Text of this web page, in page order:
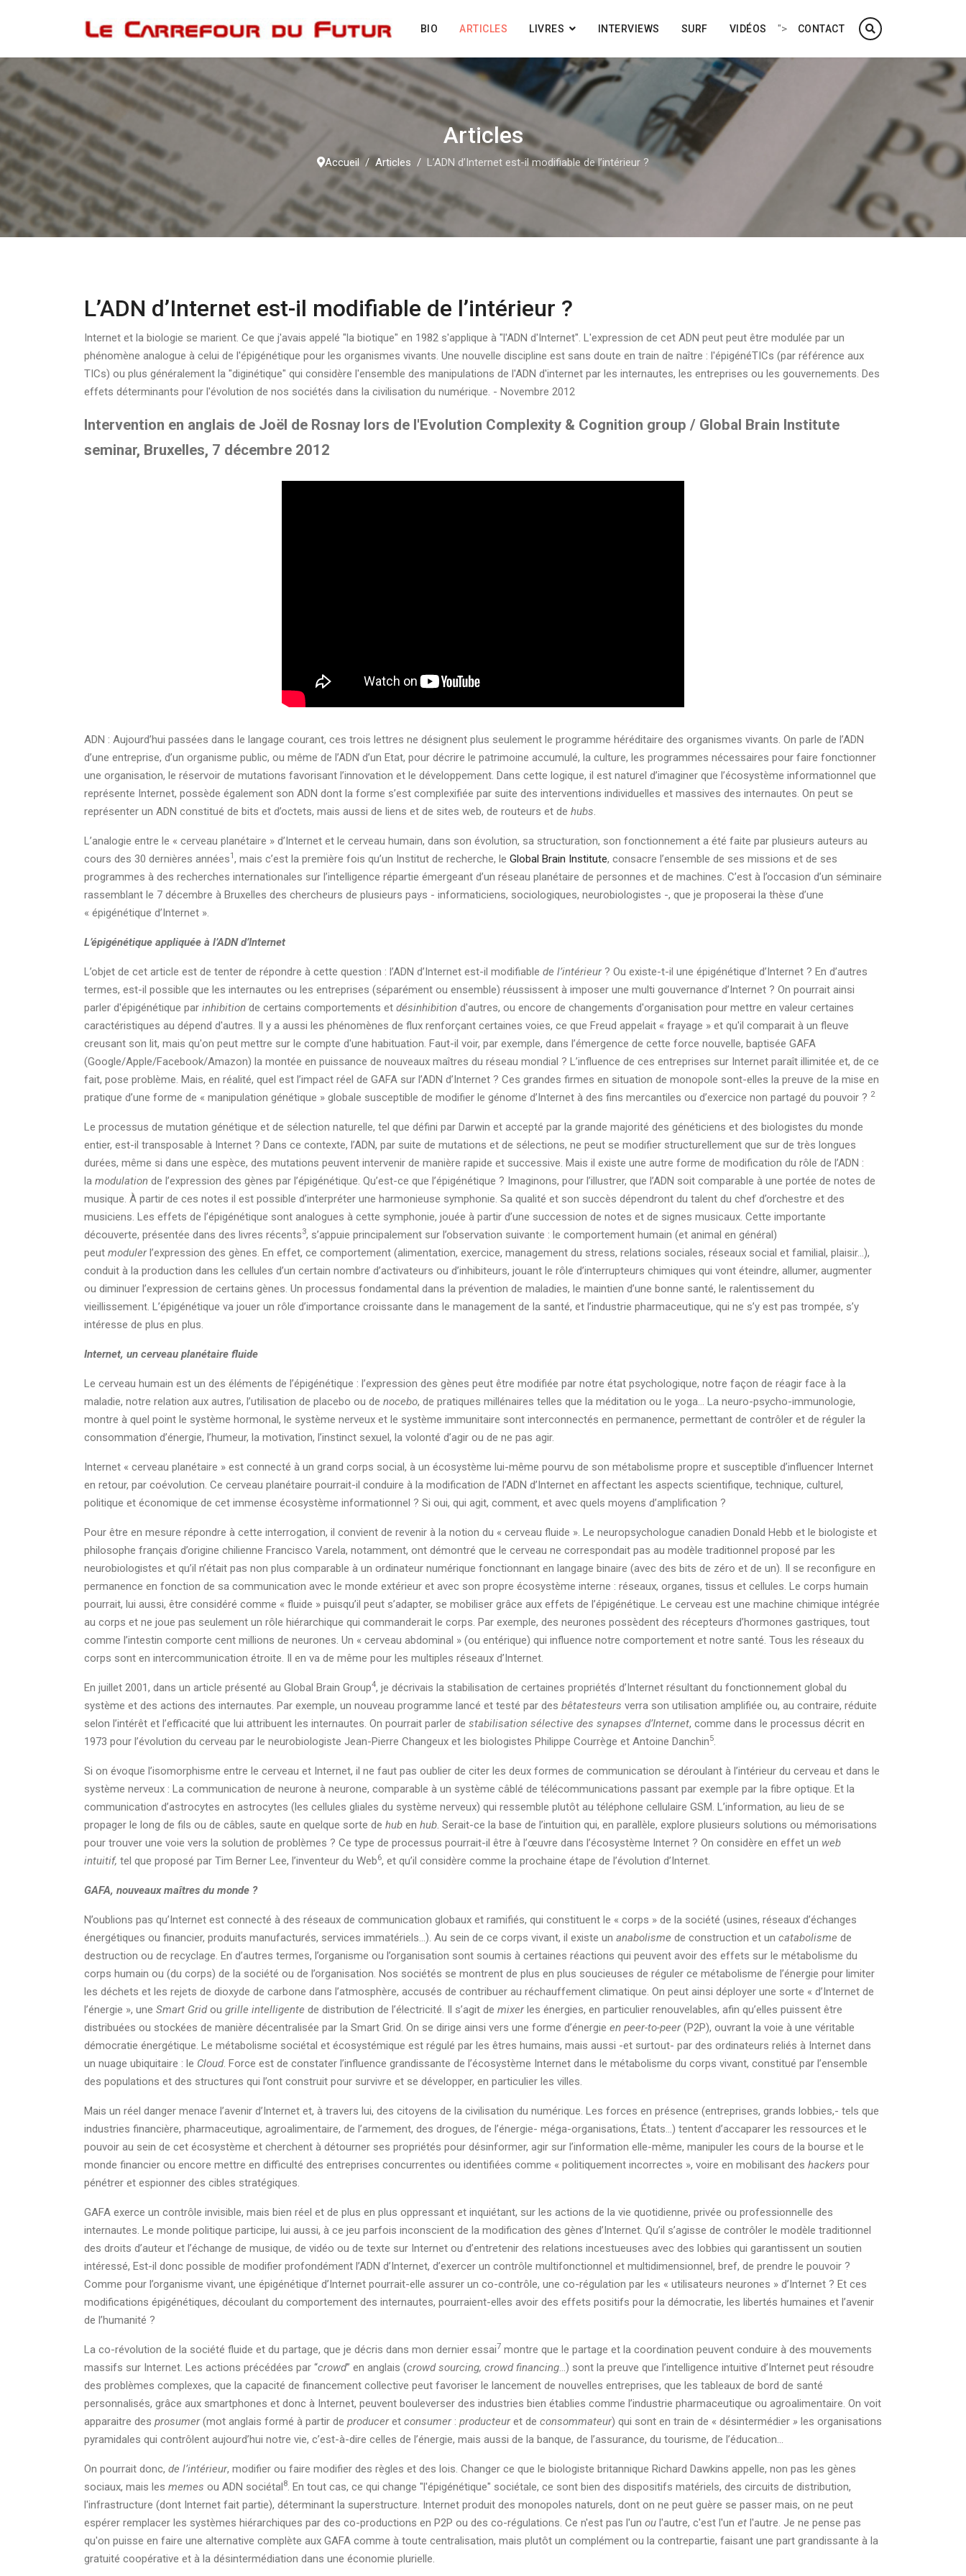
BIO ARTICLES LIVRES INTERVIEWS SURF VIDÉOS "> CONTACT
Articles
Accueil Articles L’ADN d’Internet est-il modifiable de l’intérieur ?
L’ADN d’Internet est-il modifiable de l’intérieur ?
Internet et la biologie se marient. Ce que j'avais appelé "la biotique" en 1982 s'applique à "l'ADN d'Internet". L'expression de cet ADN peut peut être modulée par un
phénomène analogue à celui de l'épigénétique pour les organismes vivants. Une nouvelle discipline est sans doute en train de naître : l'épigénéTICs (par référence aux
TICs) ou plus généralement la "diginétique" qui considère l'ensemble des manipulations de l'ADN d'internet par les internautes, les entreprises ou les gouvernements. Des
effets déterminants pour l'évolution de nos sociétés dans la civilisation du numérique. - Novembre 2012
Intervention en anglais de Joël de Rosnay lors de l'Evolution Complexity & Cognition group / Global Brain Institute
seminar, Bruxelles, 7 décembre 2012
ADN : Aujourd’hui passées dans le langage courant, ces trois lettres ne désignent plus seulement le programme héréditaire des organismes vivants. On parle de l’ADN
d’une entreprise, d’un organisme public, ou même de l’ADN d’un Etat, pour décrire le patrimoine accumulé, la culture, les programmes nécessaires pour faire fonctionner
une organisation, le réservoir de mutations favorisant l’innovation et le développement. Dans cette logique, il est naturel d’imaginer que l’écosystème informationnel que
représente Internet, possède également son ADN dont la forme s’est complexifiée par suite des interventions individuelles et massives des internautes. On peut se
représenter un ADN constitué de bits et d’octets, mais aussi de liens et de sites web, de routeurs et de hubs.
L’analogie entre le « cerveau planétaire » d’Internet et le cerveau humain, dans son évolution, sa structuration, son fonctionnement a été faite par plusieurs auteurs au
cours des 30 dernières années1 , mais c’est la première fois qu’un Institut de recherche, le Global Brain Institute, consacre l’ensemble de ses missions et de ses
programmes à des recherches internationales sur l’intelligence répartie émergeant d’un réseau planétaire de personnes et de machines. C’est à l’occasion d’un séminaire
rassemblant le 7 décembre à Bruxelles des chercheurs de plusieurs pays - informaticiens, sociologiques, neurobiologistes -, que je proposerai la thèse d’une
« épigénétique d’Internet ».
L’épigénétique appliquée à l’ADN d’Internet
L’objet de cet article est de tenter de répondre à cette question : l’ADN d’Internet est-il modifiable de l’intérieur? Ou existe-t-il une épigénétique d’Internet ? En d’autres
termes, est-il possible que les internautes ou les entreprises (séparément ou ensemble) réussissent à imposer une multi gouvernance d’Internet ? On pourrait ainsi
parler d'épigénétique par inhibition de certains comportements et désinhibition d'autres, ou encore de changements d'organisation pour mettre en valeur certaines
caractéristiques au dépend d'autres. Il y a aussi les phénomènes de flux renforçant certaines voies, ce que Freud appelait « frayage » et qu'il comparait à un fleuve
creusant son lit, mais qu'on peut mettre sur le compte d'une habituation. Faut-il voir, par exemple, dans l’émergence de cette force nouvelle, baptisée GAFA
(Google/Apple/Facebook/Amazon) la montée en puissance de nouveaux maîtres du réseau mondial ? L’influence de ces entreprises sur Internet paraît illimitée et, de ce
fait, pose problème. Mais, en réalité, quel est l’impact réel de GAFA sur l’ADN d’Internet ? Ces grandes firmes en situation de monopole sont-elles la preuve de la mise en
pratique d’une forme de « manipulation génétique » globale susceptible de modifier le génome d’Internet à des fins mercantiles ou d’exercice non partagé du pouvoir ? 2
Le processus de mutation génétique et de sélection naturelle, tel que défini par Darwin et accepté par la grande majorité des généticiens et des biologistes du monde
entier, est-il transposable à Internet ? Dans ce contexte, l’ADN, par suite de mutations et de sélections, ne peut se modifier structurellement que sur de très longues
durées, même si dans une espèce, des mutations peuvent intervenir de manière rapide et successive. Mais il existe une autre forme de modification du rôle de l’ADN :
la modulation de l’expression des gènes par l’épigénétique. Qu’est-ce que l’épigénétique ? Imaginons, pour l’illustrer, que l’ADN soit comparable à une portée de notes de
musique. À partir de ces notes il est possible d’interpréter une harmonieuse symphonie. Sa qualité et son succès dépendront du talent du chef d’orchestre et des
musiciens. Les effets de l’épigénétique sont analogues à cette symphonie, jouée à partir d’une succession de notes et de signes musicaux. Cette importante
découverte, présentée dans des livres récents3, s’appuie principalement sur l’observation suivante : le comportement humain (et animal en général)
peut modulerl’expression des gènes. En effet, ce comportement (alimentation, exercice, management du stress, relations sociales, réseaux social et familial, plaisir…),
conduit à la production dans les cellules d’un certain nombre d’activateurs ou d’inhibiteurs, jouant le rôle d’interrupteurs chimiques qui vont éteindre, allumer, augmenter
ou diminuer l’expression de certains gènes. Un processus fondamental dans la prévention de maladies, le maintien d’une bonne santé, le ralentissement du
vieillissement. L’épigénétique va jouer un rôle d’importance croissante dans le management de la santé, et l’industrie pharmaceutique, qui ne s’y est pas trompée, s’y
intéresse de plus en plus.
Internet, un cerveau planétaire fluide
Le cerveau humain est un des éléments de l’épigénétique : l’expression des gènes peut être modifiée par notre état psychologique, notre façon de réagir face à la
maladie, notre relation aux autres, l’utilisation de placebo ou de nocebo, de pratiques millénaires telles que la méditation ou le yoga… La neuro-psycho-immunologie,
montre à quel point le système hormonal, le système nerveux et le système immunitaire sont interconnectés en permanence, permettant de contrôler et de réguler la
consommation d’énergie, l’humeur, la motivation, l’instinct sexuel, la volonté d’agir ou de ne pas agir.
Internet « cerveau planétaire » est connecté à un grand corps social, à un écosystème lui-même pourvu de son métabolisme propre et susceptible d’influencer Internet
en retour, par coévolution. Ce cerveau planétaire pourrait-il conduire à la modification de l’ADN d’Internet en affectant les aspects scientifique, technique, culturel,
politique et économique de cet immense écosystème informationnel ? Si oui, qui agit, comment, et avec quels moyens d’amplification ?
Pour être en mesure répondre à cette interrogation, il convient de revenir à la notion du « cerveau fluide ». Le neuropsychologue canadien Donald Hebb et le biologiste et
philosophe français d’origine chilienne Francisco Varela, notamment, ont démontré que le cerveau ne correspondait pas au modèle traditionnel proposé par les
neurobiologistes et qu’il n’était pas non plus comparable à un ordinateur numérique fonctionnant en langage binaire (avec des bits de zéro et de un). Il se reconfigure en
permanence en fonction de sa communication avec le monde extérieur et avec son propre écosystème interne : réseaux, organes, tissus et cellules. Le corps humain
pourrait, lui aussi, être considéré comme « fluide » puisqu’il peut s’adapter, se mobiliser grâce aux effets de l’épigénétique. Le cerveau est une machine chimique intégrée
au corps et ne joue pas seulement un rôle hiérarchique qui commanderait le corps. Par exemple, des neurones possèdent des récepteurs d’hormones gastriques, tout
comme l’intestin comporte cent millions de neurones. Un « cerveau abdominal » (ou entérique) qui influence notre comportement et notre santé. Tous les réseaux du
corps sont en intercommunication étroite. Il en va de même pour les multiples réseaux d’Internet.
En juillet 2001, dans un article présenté au Global Brain Group4, je décrivais la stabilisation de certaines propriétés d’Internet résultant du fonctionnement global du
système et des actions des internautes. Par exemple, un nouveau programme lancé et testé par des bêtatesteurs verra son utilisation amplifiée ou, au contraire, réduite
selon l’intérêt et l’efficacité que lui attribuent les internautes. On pourrait parler de stabilisation sélective des synapses d’Internet, comme dans le processus décrit en
1973 pour l’évolution du cerveau par le neurobiologiste Jean-Pierre Changeux et les biologistes Philippe Courrège et Antoine Danchin5.
Si on évoque l’isomorphisme entre le cerveau et Internet, il ne faut pas oublier de citer les deux formes de communication se déroulant à l’intérieur du cerveau et dans le
système nerveux : La communication de neurone à neurone, comparable à un système câblé de télécommunications passant par exemple par la fibre optique. Et la
communication d’astrocytes en astrocytes (les cellules gliales du système nerveux) qui ressemble plutôt au téléphone cellulaire GSM. L’information, au lieu de se
propager le long de fils ou de câbles, saute en quelque sorte de hub en hub. Serait-ce la base de l’intuition qui, en parallèle, explore plusieurs solutions ou mémorisations
pour trouver une voie vers la solution de problèmes ? Ce type de processus pourrait-il être à l’œuvre dans l’écosystème Internet ? On considère en effet un web
intuitif, tel que proposé par Tim Berner Lee, l’inventeur du Web6, et qu’il considère comme la prochaine étape de l’évolution d’Internet.
GAFA, nouveaux maîtres du monde ?
N’oublions pas qu’Internet est connecté à des réseaux de communication globaux et ramifiés, qui constituent le « corps » de la société (usines, réseaux d’échanges
énergétiques ou financier, produits manufacturés, services immatériels...). Au sein de ce corps vivant, il existe un anabolisme de construction et un catabolisme de
destruction ou de recyclage. En d’autres termes, l’organisme ou l’organisation sont soumis à certaines réactions qui peuvent avoir des effets sur le métabolisme du
corps humain ou (du corps) de la société ou de l’organisation. Nos sociétés se montrent de plus en plus soucieuses de réguler ce métabolisme de l’énergie pour limiter
les déchets et les rejets de dioxyde de carbone dans l’atmosphère, accusés de contribuer au réchauffement climatique. On peut ainsi déployer une sorte « d’Internet de
l’énergie », une Smart Gridou grille intelligente de distribution de l’électricité. Il s’agit de mixerles énergies, en particulier renouvelables, afin qu’elles puissent être
distribuées ou stockées de manière décentralisée par la Smart Grid. On se dirige ainsi vers une forme d’énergie en peer-to-peer(P2P), ouvrant la voie à une véritable
démocratie énergétique. Le métabolisme sociétal et écosystémique est régulé par les êtres humains, mais aussi -et surtout- par des ordinateurs reliés à Internet dans
un nuage ubiquitaire : le Cloud. Force est de constater l’influence grandissante de l’écosystème Internet dans le métabolisme du corps vivant, constitué par l’ensemble
des populations et des structures qui l’ont construit pour survivre et se développer, en particulier les villes.
Mais un réel danger menace l’avenir d’Internet et, à travers lui, des citoyens de la civilisation du numérique. Les forces en présence (entreprises, grands lobbies,- tels que
industries financière, pharmaceutique, agroalimentaire, de l’armement, des drogues, de l’énergie- méga-organisations, États…) tentent d’accaparer les ressources et le
pouvoir au sein de cet écosystème et cherchent à détourner ses propriétés pour désinformer, agir sur l’information elle-même, manipuler les cours de la bourse et le
monde financier ou encore mettre en difficulté des entreprises concurrentes ou identifiées comme « politiquement incorrectes », voire en mobilisant des hackers pour
pénétrer et espionner des cibles stratégiques.
GAFA exerce un contrôle invisible, mais bien réel et de plus en plus oppressant et inquiétant, sur les actions de la vie quotidienne, privée ou professionnelle des
internautes. Le monde politique participe, lui aussi, à ce jeu parfois inconscient de la modification des gènes d’Internet. Qu’il s’agisse de contrôler le modèle traditionnel
des droits d’auteur et l’échange de musique, de vidéo ou de texte sur Internet ou d’entretenir des relations incestueuses avec des lobbies qui garantissent un soutien
intéressé, Est-il donc possible de modifier profondément l’ADN d’Internet, d’exercer un contrôle multifonctionnel et multidimensionnel, bref, de prendre le pouvoir ?
Comme pour l’organisme vivant, une épigénétique d’Internet pourrait-elle assurer un co-contrôle, une co-régulation par les « utilisateurs neurones » d’Internet ? Et ces
modifications épigénétiques, découlant du comportement des internautes, pourraient-elles avoir des effets positifs pour la démocratie, les libertés humaines et l’avenir
de l’humanité ?
La co-révolution de la société fluide et du partage, que je décris dans mon dernier essai7 montre que le partage et la coordination peuvent conduire à des mouvements
massifs sur Internet. Les actions précédées par “crowd” en anglais (crowd sourcing, crowd financing…) sont la preuve que l’intelligence intuitive d’Internet peut résoudre
des problèmes complexes, que la capacité de financement collective peut favoriser le lancement de nouvelles entreprises, que les tableaux de bord de santé
personnalisés, grâce aux smartphones et donc à Internet, peuvent bouleverser des industries bien établies comme l’industrie pharmaceutique ou agroalimentaire. On voit
apparaitre des prosumer(mot anglais formé à partir de produceret consumer: producteuret de consommateur) qui sont en train de « désintermédier » les organisations
pyramidales qui contrôlent aujourd’hui notre vie, c’est-à-dire celles de l’énergie, mais aussi de la banque, de l’assurance, du tourisme, de l’éducation...
On pourrait donc, de l’intérieur, modifier ou faire modifier des règles et des lois. Changer ce que le biologiste britannique Richard Dawkins appelle, non pas les gènes
sociaux, mais les memes ou ADN sociétal8. En tout cas, ce qui change "l'épigénétique" sociétale, ce sont bien des dispositifs matériels, des circuits de distribution,
l'infrastructure (dont Internet fait partie), déterminant la superstructure. Internet produit des monopoles naturels, dont on ne peut guère se passer mais, on ne peut
espérer remplacer les systèmes hiérarchiques par des co-productions en P2P ou des co-régulations. Ce n'est pas l'un ou l'autre, c'est l'un et l'autre. Je ne pense pas
qu'on puisse en faire une alternative complète aux GAFA comme à toute centralisation, mais plutôt un complément ou la contrepartie, faisant une part grandissante à la
gratuité coopérative et à la désintermédiation dans une économie plurielle.